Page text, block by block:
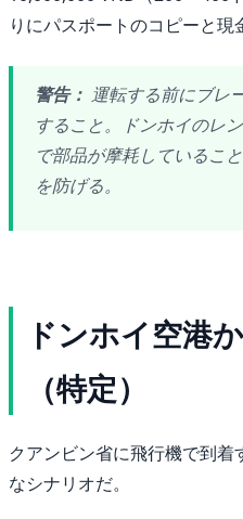
りにパスポートのコピーと現
警告： 運転する前にブレ
すること。ドンホイのレ
で部品が摩耗しているこ
を防げる。
ドンホイ空港
（特定）
クアンビン省に飛行機で到
なシナリオだ。